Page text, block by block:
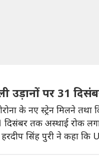
उड़ानों पर 31
के नए स्ट्रेन मिलने
तक अस्थाई रोक
हरदीप सिंह पुरी ने कहा